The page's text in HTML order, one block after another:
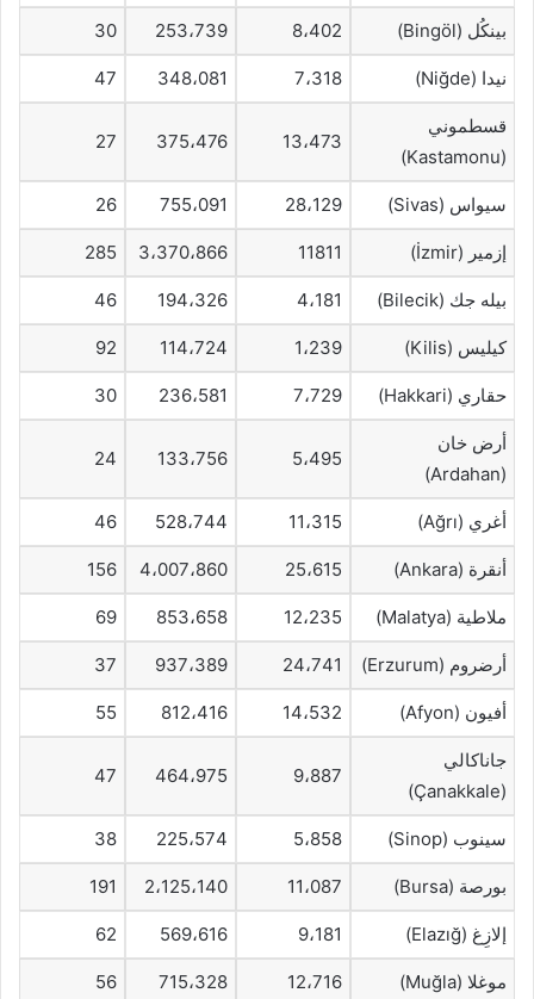
بينكُل (Bingöl) 8،402 253،739 30
نيدا (Niğde) 7،318 348،081 47
قسطموني
(Kastamonu)
13،473 375،476 27
سيواس (Sivas) 28،129 755،091 26
إزمير (İzmir) 11811 3،370،866 285
بيله جك (Bilecik) 4،181 194،326 46
كيليس (Kilis) 1،239 114،724 92
حقاري (Hakkari) 7،729 236،581 30
أرض خان
(Ardahan)
5،495 133،756 24
أغري (Ağrı) 11،315 528،744 46
أنقرة (Ankara) 25،615 4،007،860 156
ملاطية (Malatya) 12،235 853،658 69
أرضروم (Erzurum) 24،741 937،389 37
أفيون (Afyon) 14،532 812،416 55
جاناكالي
(Çanakkale)
9،887 464،975 47
سينوب (Sinop) 5،858 225،574 38
بورصة (Bursa) 11،087 2،125،140 191
إلازِغ (Elazığ) 9،181 569،616 62
موغلا (Muğla) 12،716 715،328 56